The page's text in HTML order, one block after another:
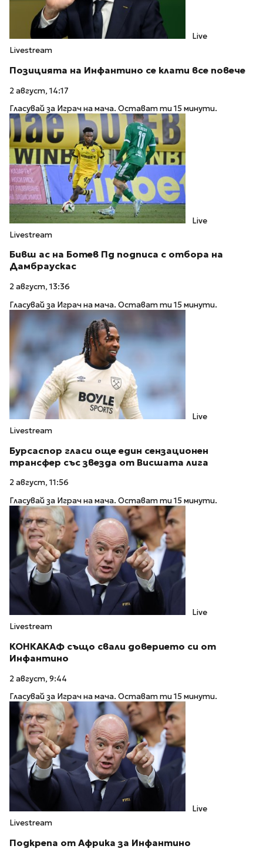
Live
Livestream
Позицията на Инфантино се клати все повече
2 август, 14:17
Гласувай за Играч на мача. Остават ти 15 минути.
Live
Livestream
Бивш ас на Ботев Пд подписа с отбора на
Дамбраускас
2 август, 13:36
Гласувай за Играч на мача. Остават ти 15 минути.
Live
Livestream
Бурсаспор гласи още един сензационен
трансфер със звезда от Висшата лига
2 август, 11:56
Гласувай за Играч на мача. Остават ти 15 минути.
Live
Livestream
КОНКАКАФ също свали доверието си от
Инфантино
2 август, 9:44
Гласувай за Играч на мача. Остават ти 15 минути.
Live
Livestream
Подкрепа от Африка за Инфантино